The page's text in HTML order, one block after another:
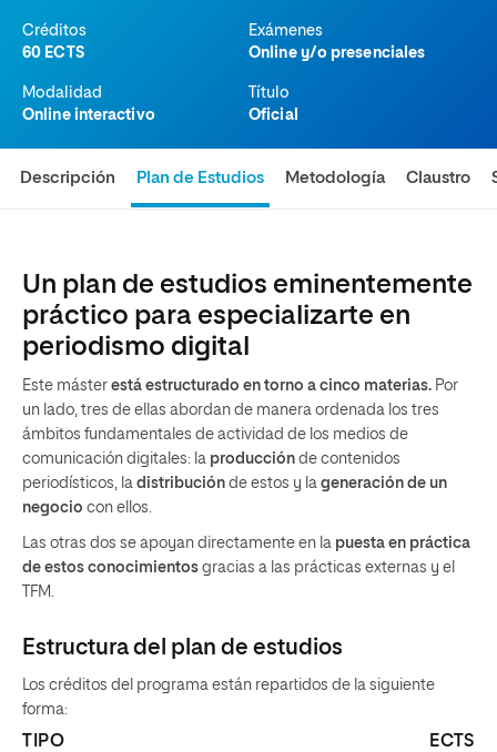
Créditos
60 ECTS
Exámenes
Online y/o presenciales
Modalidad
Online interactivo
Título
Oficial
Descripción Plan de Estudios Metodología Claustro
Un plan de estudios eminentemente
práctico para especializarte en
periodismo digital
Este máster está estructurado en torno a cinco materias. Por
un lado, tres de ellas abordan de manera ordenada los tres
ámbitos fundamentales de actividad de los medios de
comunicación digitales: la producción de contenidos
periodísticos, la distribución de estos y la generación de un
negocio con ellos.
Las otras dos se apoyan directamente en la puesta en práctica
de estos conocimientos gracias a las prácticas externas y el
TFM.
Estructura del plan de estudios
Los créditos del programa están repartidos de la siguiente
forma:
TIPO ECTS